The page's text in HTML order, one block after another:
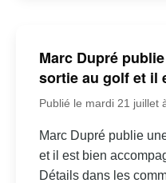
Marc Dupré
sortie au golf et il
Publié le mardi 21 juillet
Marc Dupré publie
et il est bien
Détails dans les